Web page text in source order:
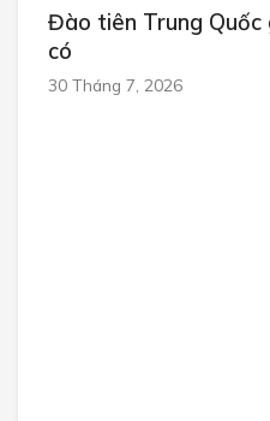
Đào tiên Trung
có
30 Tháng 7, 2026